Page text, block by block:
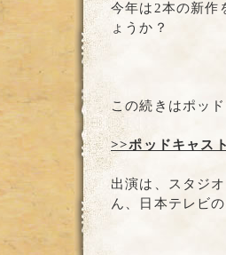
今年は2本の新作
ょうか？
この続きはポッ
>>ポッドキャス
出演は、スタジ
ん、日本テレビ